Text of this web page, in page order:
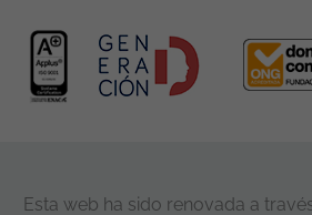
Esta web ha sido renovada a